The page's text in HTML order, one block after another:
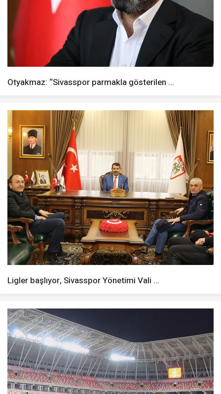
Otyakmaz: “Sivasspor parmakla gösterilen ...
Ligler başlıyor, Sivasspor Yönetimi Vali ...